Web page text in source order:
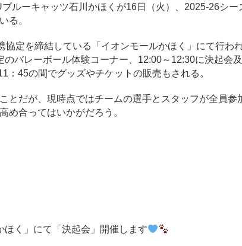
ルーキャッツ石川かほくが16日（火）、2025-26シー
る。
定を締結している「イオンモールかほく」にて行わ
バレーボール体験コーナー、12:00～12:30に決起会
45の間でグッズやチケットの販売もされる。
だが、現時点ではチームの選手とスタッフが全員参
め合ってはいかがだろう。
く」にて「決起会」開催します